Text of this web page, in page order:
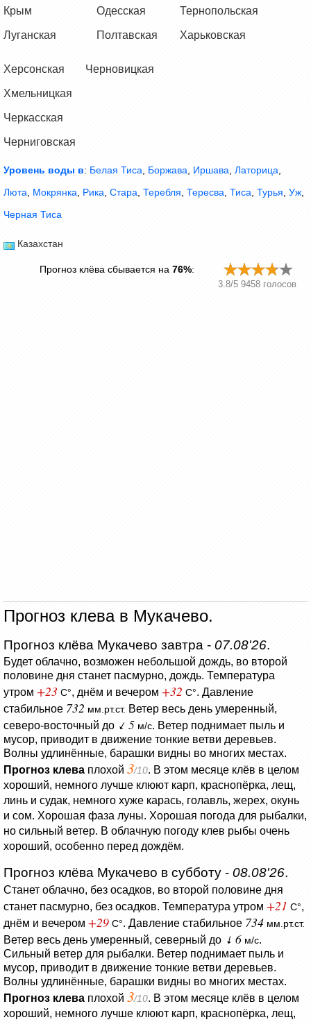
Крым
Луганская
Одесская
Полтавская
Тернопольская
Харьковская
Херсонская
Хмельницкая
Черкасская
Черниговская
Черновицкая
Уровень воды в: Белая Тиса Боржава Иршава Латорица
Люта
Мокрянка Рика Стара Теребля Тересва Тиса Турья Уж
Черная Тиса
Казахстан
Прогноз клёва сбывается на 76%:
3.8/5 9458 голосов
Прогноз клева в Мукачево.
Прогноз клёва Мукачево завтра - 07.08'26.
Будет облачно, возможен небольшой дождь, во второй
половине дня станет пасмурно, дождь. Температура
утром +23 C°, днём и вечером +32 C°. Давление
стабильное 732 мм.рт.ст. Ветер весь день умеренный,
северо-восточный до
5 м/с. Ветер поднимает пыль и
мусор, приводит в движение тонкие ветви деревьев.
Волны удлинённые, барашки видны во многих местах.
Прогноз клева плохой 3/10. В этом месяце клёв в целом
хороший, немного лучше клюют карп, краснопёрка, лещ,
линь и судак, немного хуже карась, голавль, жерех, окунь
и сом. Хорошая фаза луны. Хорошая погода для рыбалки,
но сильный ветер. В облачную погоду клев рыбы очень
хороший, особенно перед дождём.
Прогноз клёва Мукачево в субботу - 08.08'26.
Станет облачно, без осадков, во второй половине дня
станет пасмурно, без осадков. Температура утром +21 C°,
днём и вечером +29 C°. Давление стабильное 734 мм.рт.ст.
Ветер весь день умеренный, северный до 6 м/с.
Сильный ветер для рыбалки. Ветер поднимает пыль и
мусор, приводит в движение тонкие ветви деревьев.
Волны удлинённые, барашки видны во многих местах.
Прогноз клева плохой 3/10. В этом месяце клёв в целом
хороший, немного лучше клюют карп, краснопёрка, лещ,